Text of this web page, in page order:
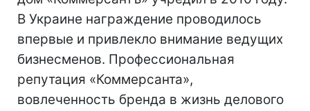
В Украине награждение проводилось
впервые и привлекло внимание ведущих
бизнесменов. Профессиональная
репутация «Коммерсанта»,
вовлеченность бренда в жизнь делового